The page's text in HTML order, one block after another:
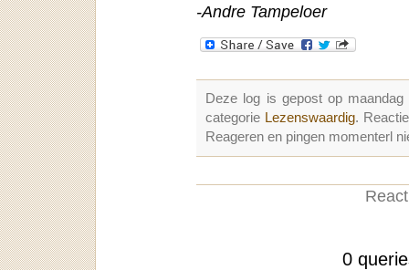
-Andre Tampeloer
Deze log is gepost op
categorie Lezenswaardig.
Reageren en pingen momenterl
0